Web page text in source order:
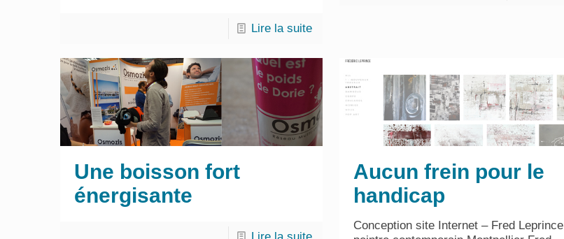
Lire la suite
Une boisson fort
énergisante
Aucun frein pour le
handicap
Conception site Internet – Fred Leprince